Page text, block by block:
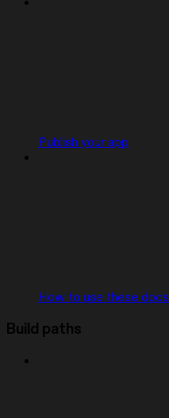
Publish your app
How to use these docs
Build paths